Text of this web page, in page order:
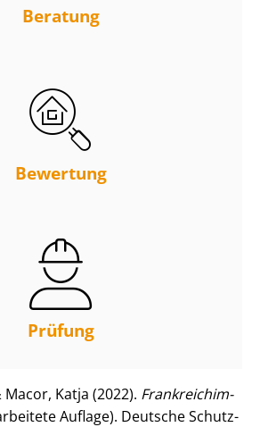
Beratung
Bewertung
Prüfung
Katja (2022). Frank­reichim­
Auflage). Deutsche Schutz­